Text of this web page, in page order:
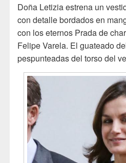
Doña Letizia estrena un
con detalle bordados en
con los eternos Prada de
Felipe Varela. El guateado
pespunteadas del torso del